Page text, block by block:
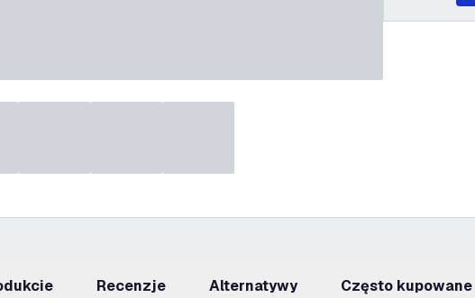
recenzje Alternatywy Często